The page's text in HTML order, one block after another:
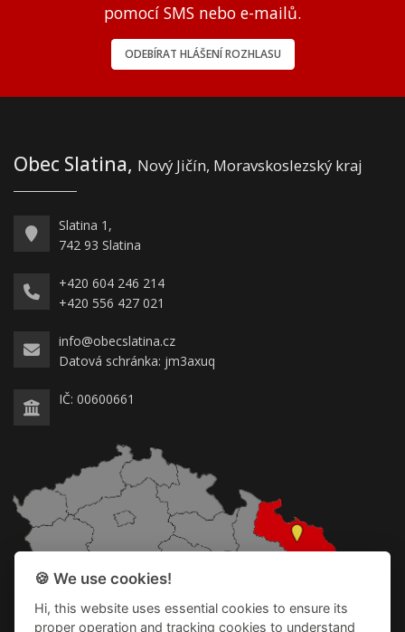
pomocí SMS nebo e-mailů.
ODEBÍRAT HLÁŠENÍ ROZHLASU
Obec Slatina, Nový Jičín, Moravskoslezský kraj
Slatina 1,
742 93 Slatina
+420 604 246 214
+420 556 427 021
info@obecslatina.cz
Datová schránka: jm3axuq
IČ: 00600661
🍪 We use cookies!
Hi, this website uses essential cookies to ensure its
proper operation and tracking cookies to understand